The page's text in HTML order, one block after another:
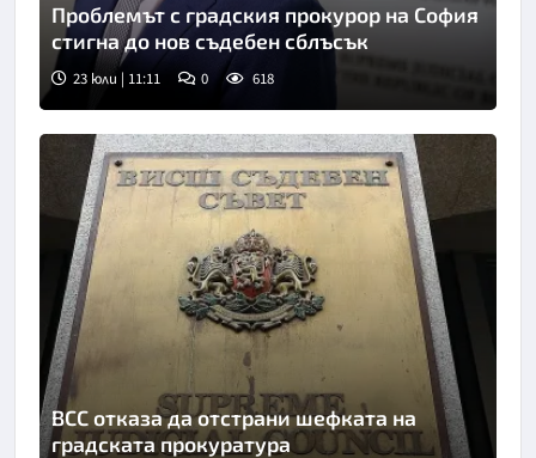
Снимка: БТА
Проблемът с градския прокурор на София
стигна до нов съдебен сблъсък
23 юли | 11:11 0 618
ВСС отказа да отстрани шефката на
градската прокуратура